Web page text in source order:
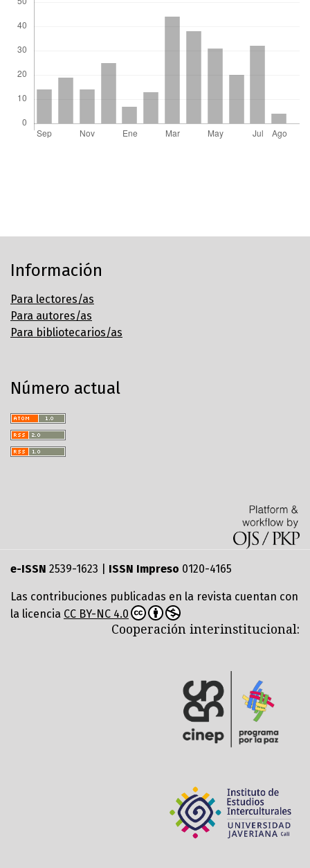
Información
Para lectores/as
Para autores/as
Para bibliotecarios/as
Número actual
e-ISSN 2539-1623 | ISSN Impreso 0120-4165
Las contribuciones publicadas en la revista cuentan con
la licencia CC BY-NC 4.0
Cooperación interinstitucional: